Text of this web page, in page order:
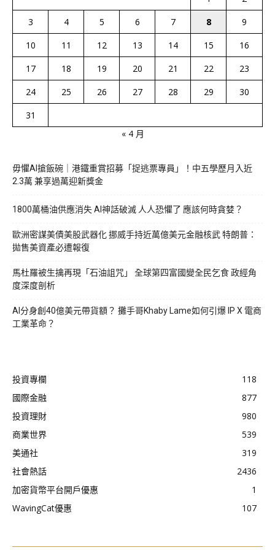
3
4 5 6 7 8
9
10
11 12 13 14 15
16
17
18 19 20 21 22
23
24
25 26 27 28 29
30
31
« 4 月
毋懼AI搶飯碗｜港鐵重賞招募「捉逃票專員」！中五學歷月入近
2.3萬 兼享過萬迎新獎金
1800萬桶油供應消失 AI神話破滅 人人恐懼了 應該何時貪婪？
歐洲密謀美債美股武器化 挪威手持近萬億美元金融核武 特朗普：
拋售美資產必遭報復
馬杜羅被生擒再現「石油詛咒」 全球第四富國變全民乞食 政經角
度深度剖析
AI分身創40億美元帶貨額？ 攤手哥Khaby Lame如何引爆 IP X 電商
工業革命？
投資專欄
118
國際金融
877
投資理財
980
商業世界
539
美通社
319
社會熱話
2436
加密貨幣平台開戶優惠
1
WavingCat優惠
107